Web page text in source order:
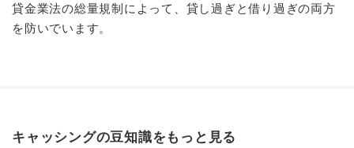
貸金業法の総量規制によって、貸し過ぎと借り過ぎの両方
を防いでいます。
キャッシングの豆知識をもっと見る